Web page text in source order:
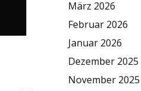
März 2026
Februar 2026
Januar 2026
Dezember 2025
November 2025